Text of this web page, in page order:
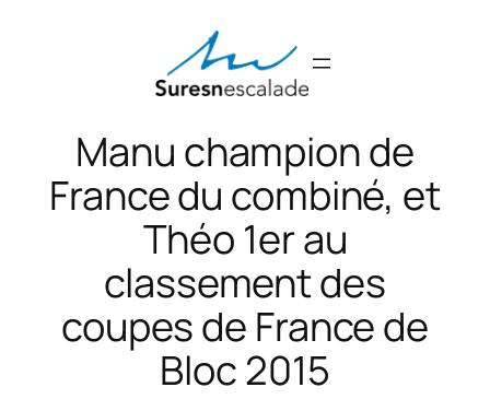
Manu champion de
France du combiné, et
Théo 1er au
classement des
coupes de France de
Bloc 2015